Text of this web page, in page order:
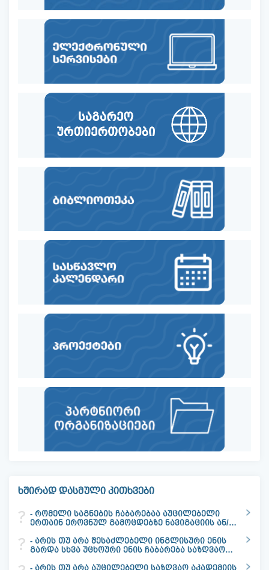
ხშირად დასმული კითხვები
- რომელი საგნების ჩაბარებაა აუცილებელი
ერთაინ ეროვნულ გამოცდებზე ნავიგაციის ან/და
- არის თუ არა შესაძლებელი ინგლისური ენის
გარდა სხვა უცხოური ენის ჩაბარება საზღვაო
- არის თუ არა აუცილებელი საზღვაო აკადემიის